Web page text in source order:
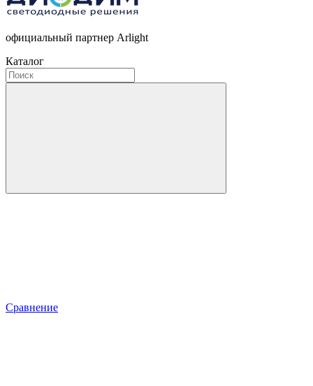
официальный партнер Arlight
Каталог
Сравнение